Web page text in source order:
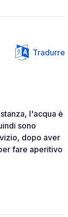
Tradurre
l'acqua è
sono
dopo aver
fare aperitivo